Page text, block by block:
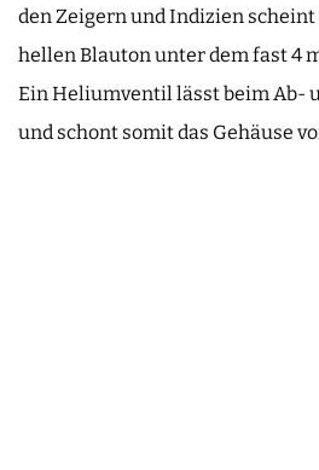
den Zeigern und Indizien
hellen Blauton unter dem fast 4
Ein Heliumventil lässt beim Ab-
und schont somit das Gehäuse